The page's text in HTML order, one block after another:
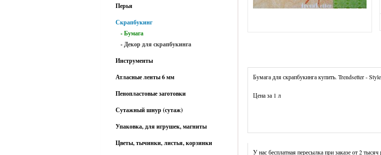
Перья
Скрапбукинг
- Бумага
- Декор для скрапбукинга
Инструменты
Атласные ленты 6 мм
Пенопластовые заготовки
Сутажный шнур (сутаж)
Упаковка, для игрушек, магниты
Цветы, тычинки, листья, корзинки
Бумага для скрапбукинга купить. Trendsetter -
Цена за 1 л
У нас бесплатная пересылка при заказе от 2